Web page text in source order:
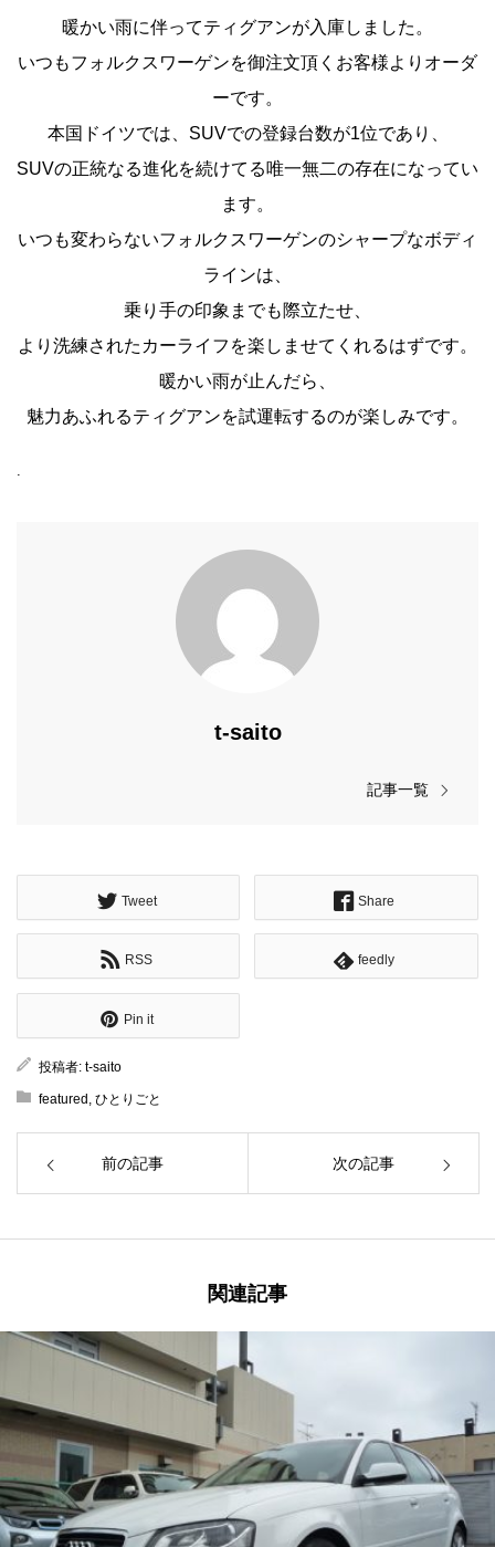
暖かい雨に伴ってティグアンが入庫しました。
いつもフォルクスワーゲンを御注文頂くお客様よりオーダ
ーです。
本国ドイツでは、SUVでの登録台数が1位であり、
SUVの正統なる進化を続けてる唯一無二の存在になってい
ます。
いつも変わらないフォルクスワーゲンのシャープなボディ
ラインは、
乗り手の印象までも際立たせ、
より洗練されたカーライフを楽しませてくれるはずです。
暖かい雨が止んだら、
魅力あふれるティグアンを試運転するのが楽しみです。
t-saito
記事一覧
Tweet Share
RSS feedly
Pin it
投稿者: t-saito
featured ひとりごと
前の記事 次の記事
関連記事